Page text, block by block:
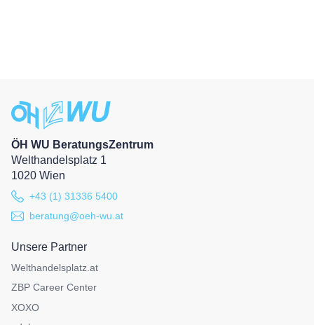
ÖH WU BeratungsZentrum
Welthandelsplatz 1
1020 Wien
+43 (1) 31336 5400
beratung@oeh-wu.at
Unsere Partner
Welthandelsplatz.at
ZBP Career Center
XOXO